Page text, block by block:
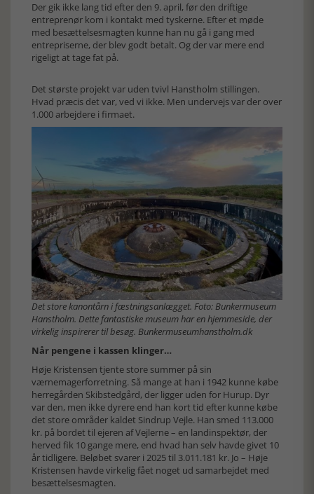
Der gik ikke lang tid efter den 9. april, før den driftige
entreprenør kom i kontakt med tyskerne. Efter et møde
med besættelsesmagten kunne han nu gå i gang med
entrepriserne, der blev godt betalt. Og der var mere end
rigeligt at tage fat på.
Det største projekt var uden tvivl Hanstholm stillingen.
Hvad præcis det var, ved vi ikke. Men undervejs var der over
1.000 arbejdere i firmaet.
Det store kanontårn i fæstningsanlægget. Foto: Bunkermuseum
Hanstholm. Dette fantastiske museum har en hjemmeside, der
virkelig inspirerer til besøg. Bunkermuseumhanstholm.dk
Når pengene i kassen klinger…
Høje Kristensen tjente store summer på sin
værnemagerforretning. Så mange at han i 1942 kunne købe
herregården Skibstedgård, der ligger uden for Hurup. Dyr
var den, men ikke dyrere end han kort tid efter kunne købe
det store områder kaldet Sindrup Vejle. Han smed 113.000
kr. på bordet til ejeren af Vejlerne – en landinspektør, der
herved fik 10 gange mere, end hvad han selv havde givet 10
år tidligere. Beløbet svarer i 2025 til 3.011.181 kr. Jo – Høje
Kristensen havde virkelig fået noget ud samarbejdet med
besættelsesmagten.